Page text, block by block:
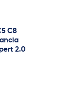
C8
2.0